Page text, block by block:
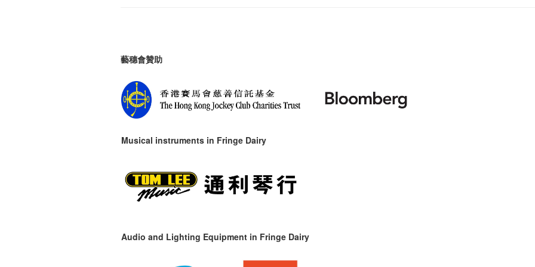
藝穗會贊助
Musical instruments in Fringe Dairy
Audio and Lighting Equipment in Fringe Dairy